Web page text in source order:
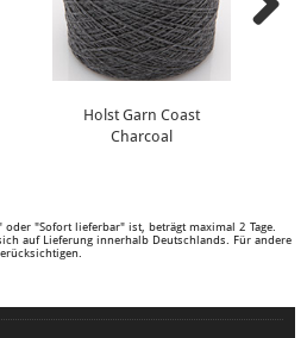
Holst Garn Coast
Charcoal
"Sofort lieferbar" ist, beträgt maximal 2 Tage.
auf Lieferung innerhalb Deutschlands. Für andere